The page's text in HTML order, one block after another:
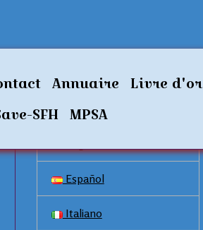
Annuaire
Livre d'or
SFH MPSA
Français
Español
Italiano